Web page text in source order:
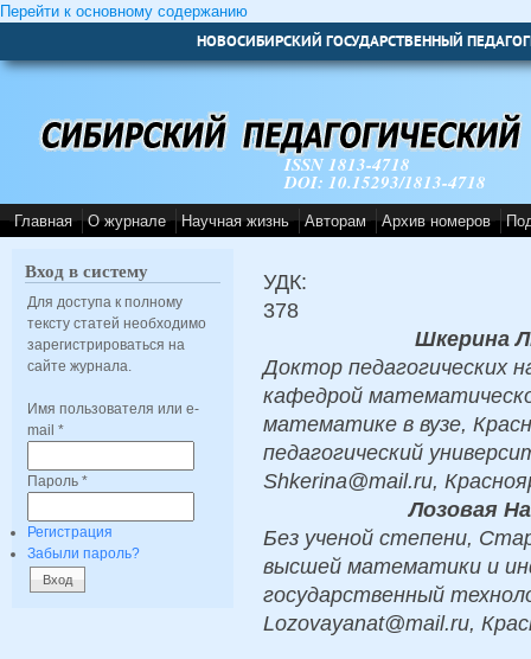
Перейти к основному содержанию
НОВОСИБИРСКИЙ ГОСУДАРСТВЕННЫЙ
ISSN 1813-4718
DOI: 10.15293/1813-4718
Главная О журнале Научная жизнь Авторам Архив номеров
Вход в систему
Для доступа к полному
тексту статей необходимо
зарегистрироваться на
сайте журнала.
Имя пользователя или e-
mail *
Пароль *
Регистрация
Забыли пароль?
УДК:
378
Шкерина
Доктор педагогических
кафедрой
математике в вузе,
педагогический
Shkerina@mail.ru,
Лозовая
Без ученой степени,
высшей математики и
государственный
Lozovayanat@mail.ru,